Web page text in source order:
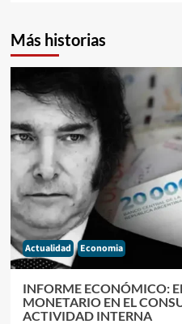
Más historias
Actualidad Economia
INFORME ECONÓMICO:
MONETARIO EN EL
ACTIVIDAD INTERNA